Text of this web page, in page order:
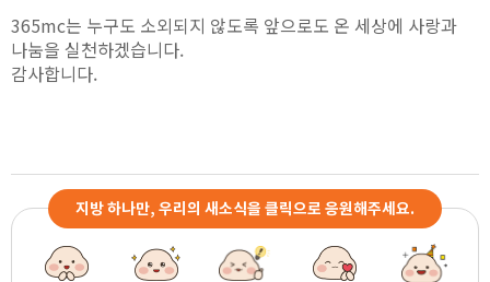
365mc는 누구도 소외되지 않도록 앞으로도 온 세상에 사랑과
나눔을 실천하겠습니다.
감사합니다.
지방 하나만, 우리의 새소식을 클릭으로 응원해주세요.